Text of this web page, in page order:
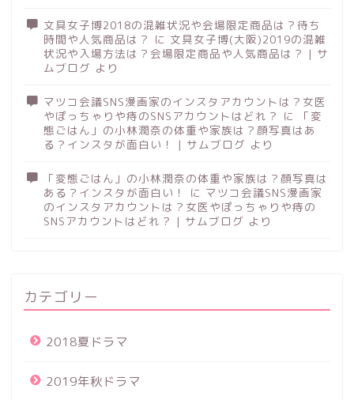
文具女子博2018の混雑状況や会場限定商品は？待ち
時間や人気商品は？ に 文具女子博(大阪)2019の混雑
状況や入場方法は？会場限定商品や人気商品は？ | サ
ムブログ より
マツコ会議SNS漫画家のインスタアカウントは？女医
やぽっちゃりや痔のSNSアカウントはどれ？ に
「変
態ごはん」の小林潤奈の体重や家族は？顔写真はあ
る？インスタが面白い！ | サムブログ より
「変態ごはん」の小林潤奈の体重や家族は？顔写真は
ある？インスタが面白い！
に マツコ会議SNS漫画家
のインスタアカウントは？女医やぽっちゃりや痔の
SNSアカウントはどれ？ | サムブログ より
カテゴリー
2018夏ドラマ
2019年秋ドラマ